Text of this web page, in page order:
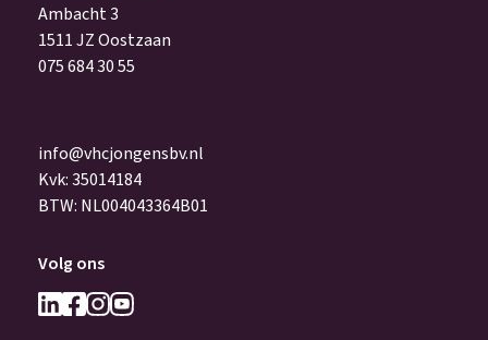
Ambacht 3
1511 JZ Oostzaan
075 684 30 55
info@vhcjongensbv.nl
Kvk: 35014184
BTW: NL004043364B01
Volg ons